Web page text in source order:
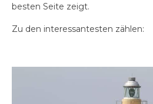
besten Seite zeigt.
Zu den interessantesten zählen: